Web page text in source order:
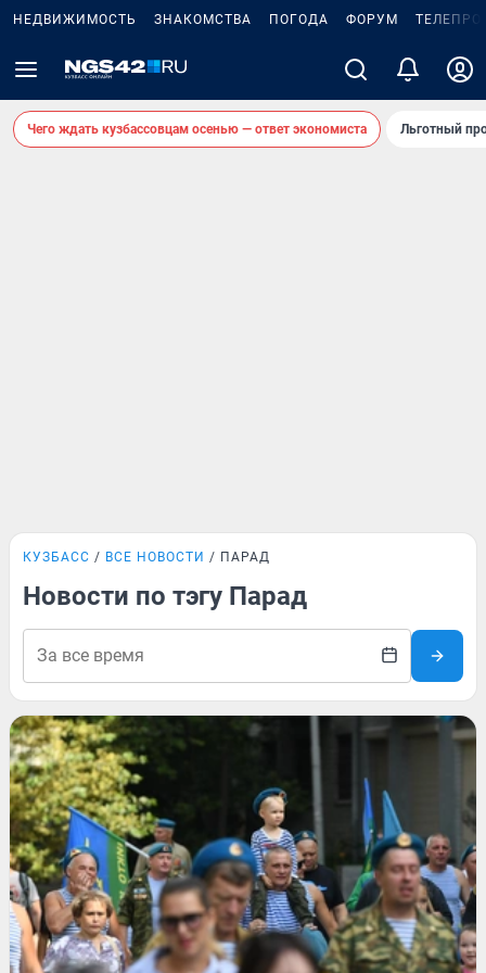
НЕДВИЖИМОСТЬ ЗНАКОМСТВА ПОГОДА ФОРУМ
Чего ждать кузбассовцам осенью — ответ экономиста Льготный
КУЗБАСС ВСЕ НОВОСТИ ПАРАД
Новости по тэгу Парад